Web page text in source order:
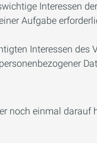
Interessen
Aufgabe
Interessen
einmal